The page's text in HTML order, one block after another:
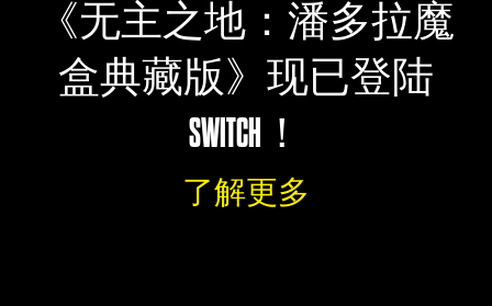
《无主之地：潘多拉魔
盒典藏版》现已登陆
SWITCH！
了解更多